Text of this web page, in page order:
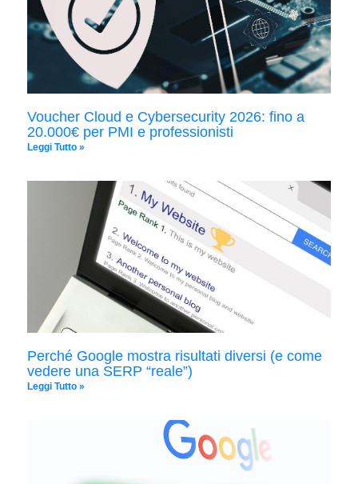
Voucher Cloud e Cybersecurity 2026: fino a
20.000€ per PMI e professionisti
Leggi Tutto »
Perché Google mostra risultati diversi (e come
vedere una SERP “reale”)
Leggi Tutto »